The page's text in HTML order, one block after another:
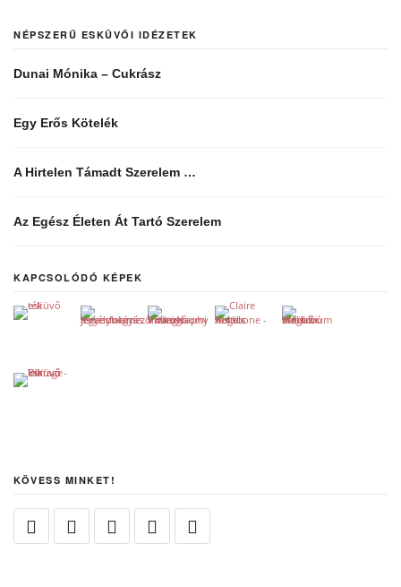
NÉPSZERŰ ESKÜVŐI IDÉZETEK
Dunai Mónika – Cukrász
Egy Erős Kötelék
A Hirtelen Támadt Szerelem …
Az Egész Életen Át Tartó Szerelem
KAPCSOLÓDÓ KÉPEK
KÖVESS MINKET!